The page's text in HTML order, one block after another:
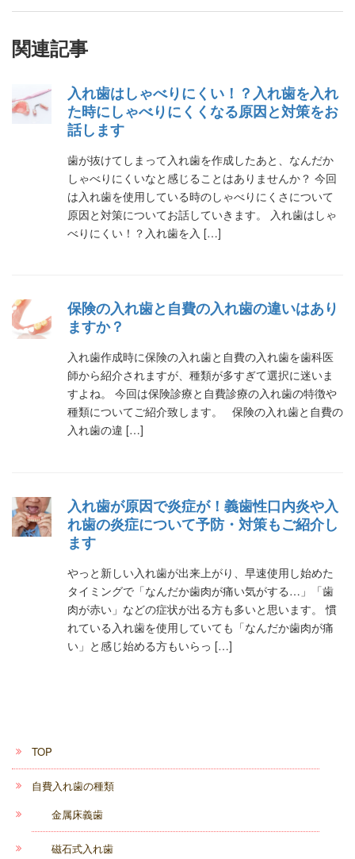
関連記事
入れ歯はしゃべりにくい！？入れ歯を入れ
た時にしゃべりにくくなる原因と対策をお
話します
歯が抜けてしまって入れ歯を作成したあと、なんだか
しゃべりにくいなと感じることはありませんか？ 今回
は入れ歯を使用している時のしゃべりにくさについて
原因と対策についてお話していきます。 入れ歯はしゃ
べりにくい！？入れ歯を入 […]
保険の入れ歯と自費の入れ歯の違いはあり
ますか？
入れ歯作成時に保険の入れ歯と自費の入れ歯を歯科医
師から紹介されますが、種類が多すぎて選択に迷いま
すよね。 今回は保険診療と自費診療の入れ歯の特徴や
種類についてご紹介致します。 保険の入れ歯と自費の
入れ歯の違 […]
入れ歯が原因で炎症が！義歯性口内炎や入
れ歯の炎症について予防・対策もご紹介し
ます
やっと新しい入れ歯が出来上がり、早速使用し始めた
タイミングで「なんだか歯肉が痛い気がする…」「歯
肉が赤い」などの症状が出る方も多いと思います。 慣
れている入れ歯を使用していても「なんだか歯肉が痛
い」と感じ始める方もいらっ […]
TOP
自費入れ歯の種類
金属床義歯
磁石式入れ歯